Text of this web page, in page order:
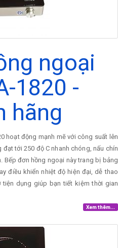
ngoại
1820 -
hãng
hoạt động mạnh mẽ với công suất lên
tới 250 độ C nhanh chóng, nấu chín
Bếp đơn hồng ngoại này trang bị bảng
điều khiển nhiệt độ hiện đại, dễ thao
dụng giúp bạn tiết kiệm thời gian
Xem thêm...